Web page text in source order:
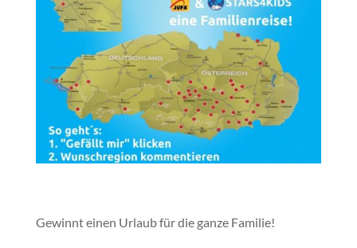
Gewinnt einen Urlaub für die ganze Familie!